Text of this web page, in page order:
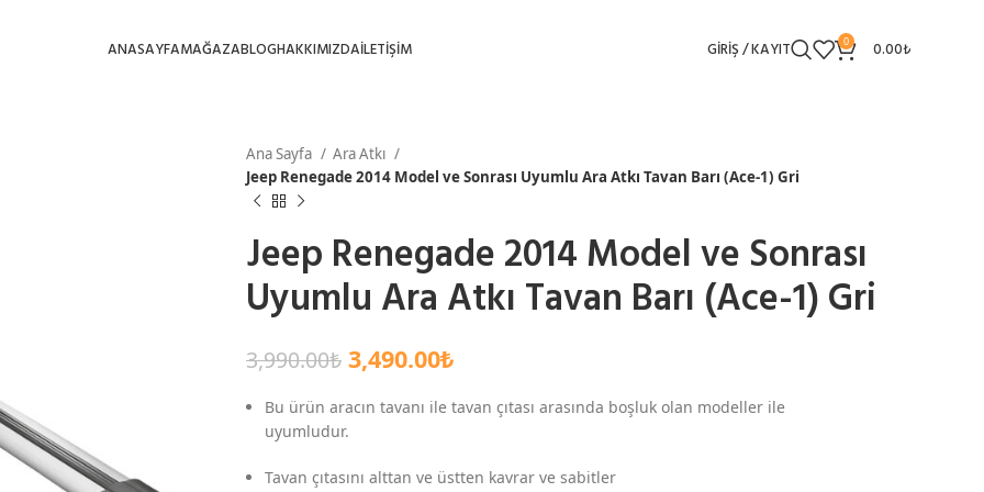
ANASAYFAMAĞAZABLOGHAKKIMIZDAİLETİŞİM GIRIŞ / KAYIT 0 0.00₺
Ana Sayfa
Ara Atkı
Jeep Renegade 2014 Model ve Sonrası Uyumlu Ara Atkı Tavan Barı (Ace-1) Gri
Jeep Renegade 2014 Model ve Sonrası
Uyumlu Ara Atkı Tavan Barı (Ace-1) Gri
3,990.00₺ 3,490.00₺
Bu ürün aracın tavanı ile tavan çıtası arasında boşluk olan modeller ile
uyumludur.
Tavan çıtasını alttan ve üstten kavrar ve sabitler